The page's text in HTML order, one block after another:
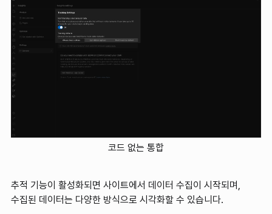
코드 없는 통합
추적 기능이 활성화되면 사이트에서 데이터 수집이 시작되며,
수집된 데이터는 다양한 방식으로 시각화할 수 있습니다.